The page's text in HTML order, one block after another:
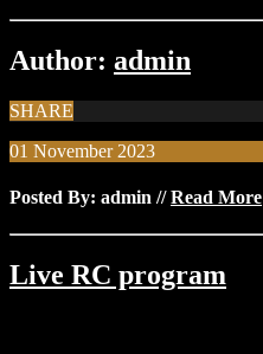
Author: admin
SHARE
01 November 2023
Posted By: admin //Read More
Live RC program